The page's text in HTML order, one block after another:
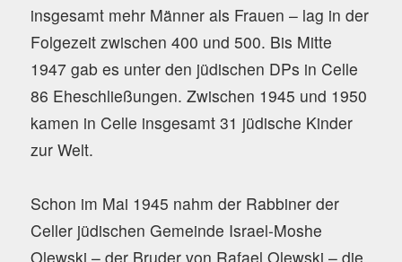
insgesamt mehr Männer als Frauen – lag in der
Folgezeit zwischen 400 und 500. Bis Mitte
1947 gab es unter den jüdischen DPs in Celle
86 Eheschließungen. Zwischen 1945 und 1950
kamen in Celle insgesamt 31 jüdische Kinder
zur Welt.
Schon im Mai 1945 nahm der Rabbiner der
Celler jüdischen Gemeinde Israel-Moshe
Olewski – der Bruder von Rafael Olewski – die